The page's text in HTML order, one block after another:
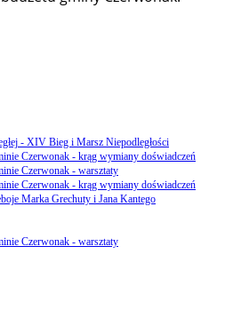
- XIV Bieg i Marsz Niepodległości
Czerwonak - krąg wymiany doświadczeń
Czerwonak - warsztaty
Czerwonak - krąg wymiany doświadczeń
Marka Grechuty i Jana Kantego
Czerwonak - warsztaty